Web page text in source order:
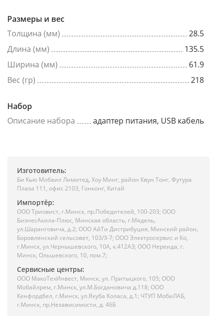
Размеры и вес
Толщина (мм)
28.5
Длина (мм)
135.5
Ширина (мм)
61.9
Вес (гр)
218
Набор
Описание набора
адаптер питания, USB кабель
Изготовитель:
Би Кью Мобаил Лимитед, Хоу Минг, район Квун Тонг, Футура
Плаза 111, офис 2103, Гонконг, Китай
Импортёр:
ООО Триовист, г.Минск, пр.Победителей, 100-203; ООО
БизнесАкила-Плюс, Минская область, г.Мядель,
ул.Шаранговича, д.2; ООО АйТи Дистрибуция, Минский район,
Боровлянский сельсовет, 103/3-7; ООО Электросервис и Ко,
г.Минск, ул.Чернышевского, 10А, к.412АЗ; ООО Нереида, г.
Минск, Ольшевского, 10, пом.7;
Сервисные центры:
ООО МакоТехИнвест, Минск, ул. Притыцкого, 105; ООО
Мобайлрем, г.Минск, ул.М.Богдановича д.118; ООО
Кенфордбел, г.Минск, ул.Якуба Коласа, д.1; ЧТУП МобиЛАБ,
г.Минск, пр.Независимости, д. 46Б